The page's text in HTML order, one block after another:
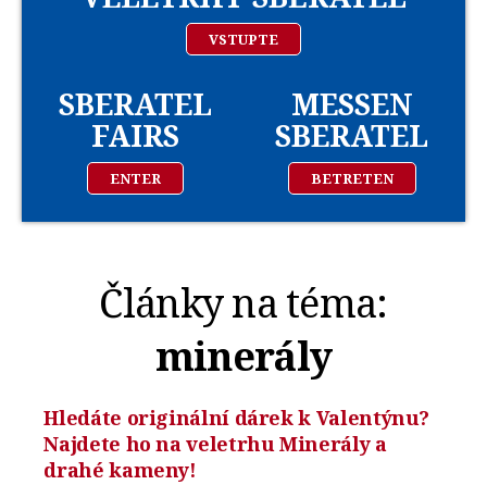
VSTUPTE
SBERATEL
FAIRS
ENTER
MESSEN
SBERATEL
BETRETEN
Články na téma:
minerály
Hledáte originální dárek k Valentýnu?
Najdete ho na veletrhu Minerály a
drahé kameny!